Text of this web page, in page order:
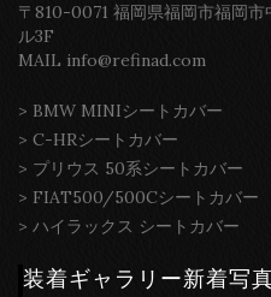
〒810-0071 福岡県福岡市福岡
ル3F
MAIL info@refinad.com
> BMW MINIシートカバー
> C-HRシートカバー
> プリウス 50系シートカバー
> FIAT500/500Cシートカバー
> ハイラックス シートカバー
装着ギャラリー新着写